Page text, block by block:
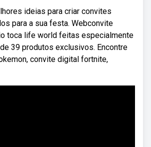
ideias para criar convites
para a sua festa. Webconvite
toca life world feitas especialmente
39 produtos exclusivos. Encontre
convite digital fortnite,